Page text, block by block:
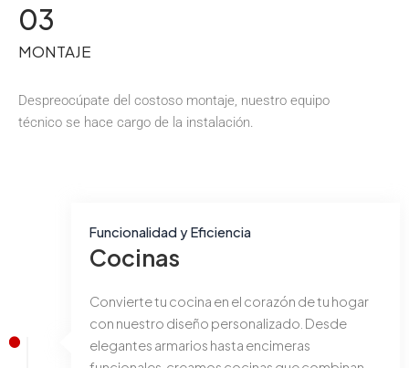
03
MONTAJE
Despreocúpate del costoso montaje, nuestro equipo
técnico se hace cargo de la instalación.
Funcionalidad y Eficiencia
Cocinas
Convierte tu cocina en el corazón de tu hogar
con nuestro diseño personalizado. Desde
elegantes armarios hasta encimeras